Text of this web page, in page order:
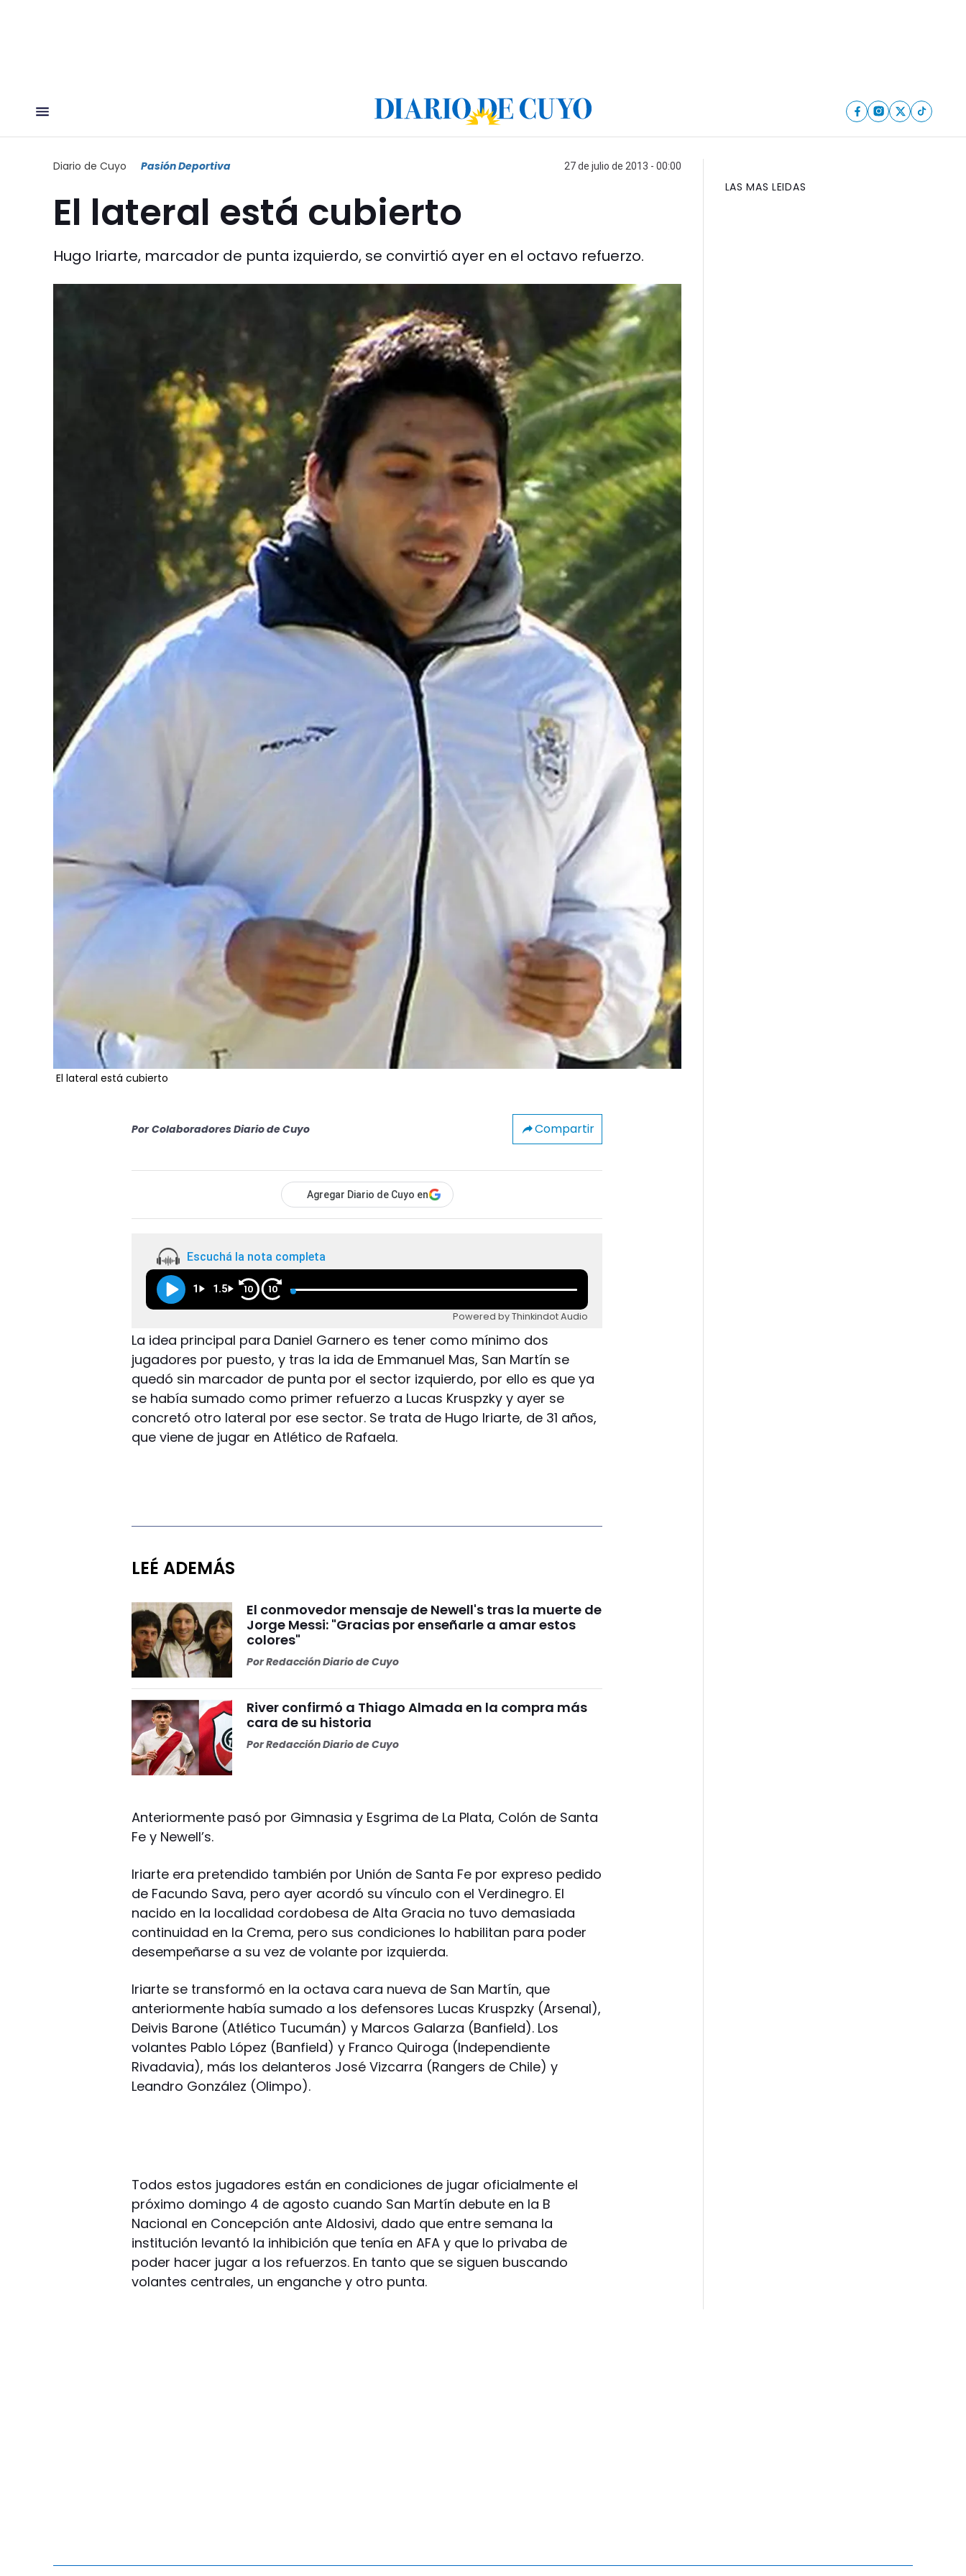
Diario de Cuyo Pasión Deportiva 27 de julio de 2013 - 00:00
El lateral está cubierto
Hugo Iriarte, marcador de punta izquierdo, se convirtió ayer en el octavo refuerzo.
El lateral está cubierto
Por Colaboradores Diario de Cuyo Compartir
Agregar Diario de Cuyo en
Escuchá la nota completa
1 1.5 10 10
Powered by Thinkindot Audio
La idea principal para Daniel Garnero es tener como mínimo dos
jugadores por puesto, y tras la ida de Emmanuel Mas, San Martín se
quedó sin marcador de punta por el sector izquierdo, por ello es que ya
se había sumado como primer refuerzo a Lucas Kruspzky y ayer se
concretó otro lateral por ese sector. Se trata de Hugo Iriarte, de 31 años,
que viene de jugar en Atlético de Rafaela.
LEÉ ADEMÁS
El conmovedor mensaje de Newell's tras la muerte de
Jorge Messi: "Gracias por enseñarle a amar estos
colores"
PorRedacción Diario de Cuyo
River confirmó a Thiago Almada en la compra más
cara de su historia
PorRedacción Diario de Cuyo
Anteriormente pasó por Gimnasia y Esgrima de La Plata, Colón de Santa
Fe y Newell’s.
Iriarte era pretendido también por Unión de Santa Fe por expreso pedido
de Facundo Sava, pero ayer acordó su vínculo con el Verdinegro. El
nacido en la localidad cordobesa de Alta Gracia no tuvo demasiada
continuidad en la Crema, pero sus condiciones lo habilitan para poder
desempeñarse a su vez de volante por izquierda.
Iriarte se transformó en la octava cara nueva de San Martín, que
anteriormente había sumado a los defensores Lucas Kruspzky (Arsenal),
Deivis Barone (Atlético Tucumán) y Marcos Galarza (Banfield). Los
volantes Pablo López (Banfield) y Franco Quiroga (Independiente
Rivadavia), más los delanteros José Vizcarra (Rangers de Chile) y
Leandro González (Olimpo).
Todos estos jugadores están en condiciones de jugar oficialmente el
próximo domingo 4 de agosto cuando San Martín debute en la B
Nacional en Concepción ante Aldosivi, dado que entre semana la
institución levantó la inhibición que tenía en AFA y que lo privaba de
poder hacer jugar a los refuerzos. En tanto que se siguen buscando
volantes centrales, un enganche y otro punta.
LAS MAS LEIDAS